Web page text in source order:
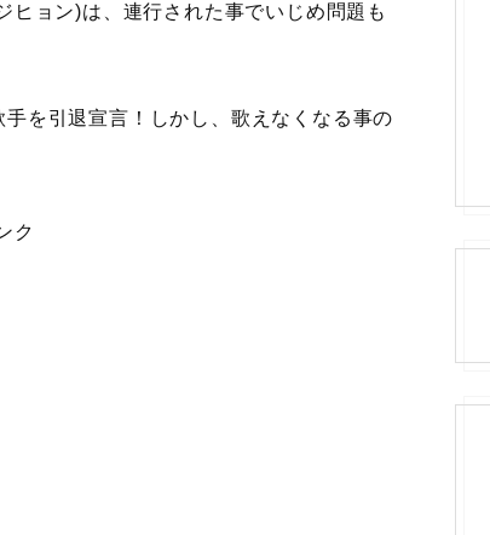
ヒョン)は、連行された事でいじめ問題も
を引退宣言！しかし、歌えなくなる事の
ク